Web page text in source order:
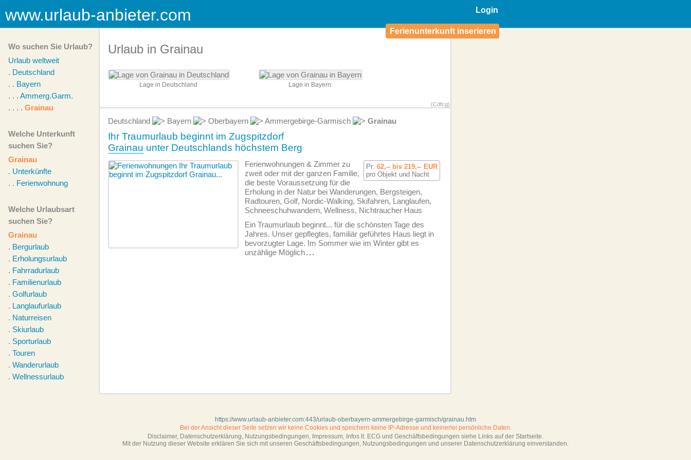
Login
Ferienunterkunft inserieren
www.urlaub-anbieter.com
Wo suchen Sie Urlaub?
Urlaub weltweit
. Deutschland
. . Bayern
. . . Ammerg.Garm.
. . . . Grainau
Welche Unterkunft
suchen Sie?
Grainau
. Unterkünfte
. . Ferienwohnung
Welche Urlaubsart
suchen Sie?
Grainau
. Bergurlaub
. Erholungsurlaub
. Fahrradurlaub
. Familienurlaub
. Golfurlaub
. Langlaufurlaub
. Naturreisen
. Skiurlaub
. Sporturlaub
. Touren
. Wanderurlaub
. Wellnessurlaub
Urlaub in Grainau
Lage in Deutschland Lage in Bayern
(Cdfcg)
Deutschland Bayern Oberbayern Ammergebirge-Garmisch Grainau
Ihr Traumurlaub beginnt im Zugspitzdorf
Grainau unter Deutschlands höchstem Berg
Pr: 62,-- bis 219,-- EUR
pro Objekt und Nacht
Ferien­wohnungen & Zimmer zu
zweit oder mit der ganzen Familie,
die beste Voraussetzung für die
Erholung in der Natur bei Wanderungen, Bergsteigen,
Radtouren, Golf, Nordic-Walking, Skifahren, Langlaufen,
Schneeschuhwandern, Wellness, Nichtraucher Haus
Ein Traumurlaub beginnt... für die schönsten Tage des
Jahres. Unser gepflegtes, familiär geführtes Haus liegt in
bevorzugter Lage. Im Sommer wie im Winter gibt es
unzählige Möglich...
https://www.urlaub-anbieter.com:443/urlaub-oberbayern-ammergebirge-garmisch/grainau.htm
Bei der Ansicht dieser Seite setzen wir keine Cookies und speichern keine IP-Adresse und keinerlei persönliche Daten.
Disclaimer, Datenschutzerklärung, Nutzungsbedingungen, Impressum, Infos lt. ECG und Geschäftsbedingungen siehe Links auf der Startseite.
Mit der Nutzung dieser Website erklären Sie sich mit unseren Geschäftsbedin­gungen, Nutzungsbedingungen und unserer Datenschutzerklärung einverstanden.